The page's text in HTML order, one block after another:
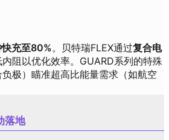
充至80%。贝特瑞FLEX通过复合电
阻以优化效率。GUARD系列的特殊
极）瞄准超高比能量需求（如航空
落地